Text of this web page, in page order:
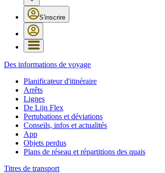
S'inscrire
Des informations de voyage
Planificateur d'itinéraire
Arrêts
Lignes
De Lijn Flex
Pertubations et déviations
Conseils, infos et actualités
App
Objets perdus
Plans de réseau et répartitions des quais
Titres de transport